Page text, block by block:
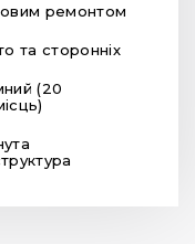
ремонтом
та сторонніх
(20